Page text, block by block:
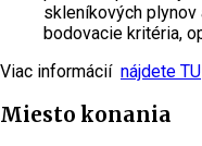
skleníkových plynov
bodovacie kritéria,
Viac informácií nájdete TU
Miesto konania